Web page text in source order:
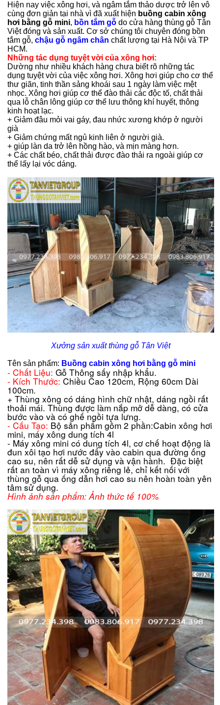
Hiện nay việc xông hơi, và ngâm tắm thảo dược trở lên vô
cùng đơn giản tại nhà vì đã xuất hiện buồng cabin xông
hơi bằng gỗ mini, bồn tắm gỗ do cửa hàng thùng gỗ Tân
Việt đóng và sản xuất. Cơ sở chúng tôi chuyên đóng bồn
tắm gỗ, chậu gỗ ngâm chân chất lượng tại Hà Nội và TP
HCM.
Những tác dụng tuyệt vời của xông hơi:
Dường như nhiều khách hàng chưa biết rõ những tác
dụng tuyệt vời của việc xông hơi. Xông hơi giúp cho cơ thể
thư giãn, tinh thần sảng khoái sau 1 ngày làm việc mệt
nhọc. Xông hơi giúp cơ thể đào thải các độc tố, chất thải
qua lỗ chân lông giúp cơ thể lưu thông khí huyết, thông
kinh hoạt lạc.
+ Giảm đâu mỏi vai gáy, đau nhức xương khớp ở người
già
+ Giảm chứng mất ngủ kinh liên ở người già.
+ giúp làn da trở lên hồng hào, và mịn màng hơn.
+ Các chất béo, chất thải được đào thải ra ngoài giúp cơ
thể lấy lại vóc dáng.
Xưởng sản xuất thùng gỗ Tân Việt
Tên sản phẩm: Buồng cabin xông hơi bằng gỗ mini
- Chất Liệu: Gỗ Thông sấy nhập khẩu.
- Kích Thước: Chiều Cao 120cm, Rộng 60cm Dài
100cm.
+ Thùng xông có dáng hình chữ nhật, dáng ngồi rất
thoải mái. Thùng được làm nắp mở dễ dàng, có cửa
bước vào và có ghế ngồi tựa lưng.
- Cấu Tạo: Bộ sản phẩm gồm 2 phần:Cabin xông hơi
mini, máy xông dung tích 4l
- Máy xông mini có dung tích 4l, cơ chế hoạt động là
đun xôi tạo hơi nước đẩy vào cabin qua đường ống
cao su, nên rất dễ sử dụng và vận hành. Đặc biệt
rất an toàn vì máy xông riêng lẻ, chỉ kết nối với
thùng gỗ qua ống dẫn hơi cao su nên hoàn toàn yên
tâm sử dụng.
Hình ảnh sản phẩm: Ảnh thức tế 100%